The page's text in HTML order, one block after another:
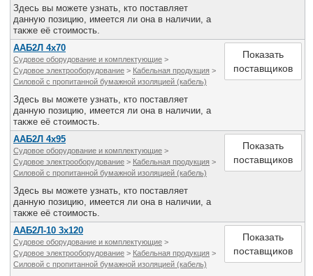
Здесь вы можете узнать, кто поставляет
данную позицию, имеется ли она в наличии, а
также её стоимость.
ААБ2Л 4х70
Судовое оборудование и комплектующие >
Судовое электрооборудование > Кабельная продукция >
Силовой с пропитанной бумажной изоляцией (кабель)
Здесь вы можете узнать, кто поставляет
данную позицию, имеется ли она в наличии, а
также её стоимость.
Показать
поставщиков
ААБ2Л 4х95
Судовое оборудование и комплектующие >
Судовое электрооборудование > Кабельная продукция >
Силовой с пропитанной бумажной изоляцией (кабель)
Здесь вы можете узнать, кто поставляет
данную позицию, имеется ли она в наличии, а
также её стоимость.
Показать
поставщиков
ААБ2Л-10 3х120
Судовое оборудование и комплектующие >
Судовое электрооборудование > Кабельная продукция >
Силовой с пропитанной бумажной изоляцией (кабель)
Показать
поставщиков